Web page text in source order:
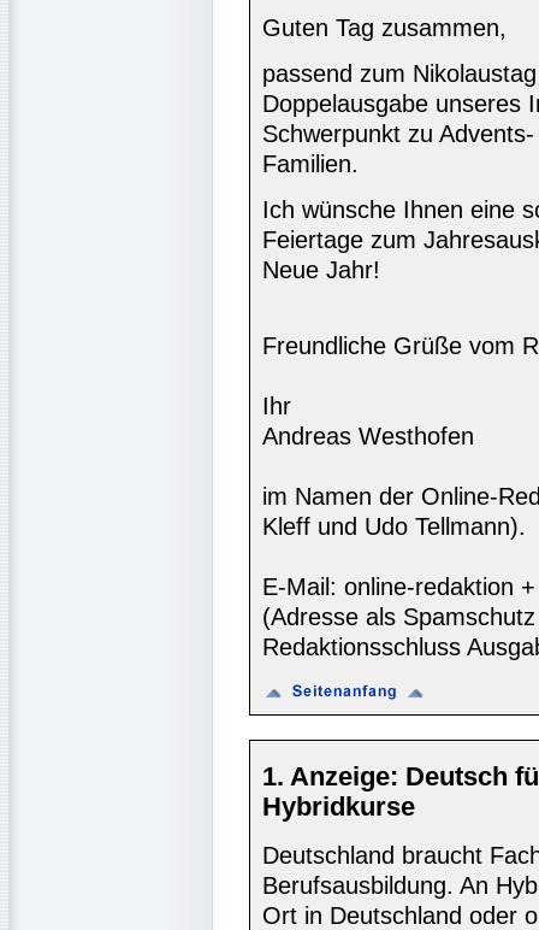
Guten Tag zusammen,
passend zum
Doppelausgabe unseres
Schwerpunkt zu
Familien.
Ich wünsche Ihnen eine
Feiertage zum
Neue Jahr!
Freundliche Grüße vom
Ihr
Andreas Westhofen
im Namen der Online-
Kleff und Udo Tellmann).
E-Mail: online-redaktion
(Adresse als
Redaktionsschluss
1. Anzeige: Deutsch
Hybridkurse
Deutschland braucht
Berufsausbildung. An
Ort in Deutschland oder